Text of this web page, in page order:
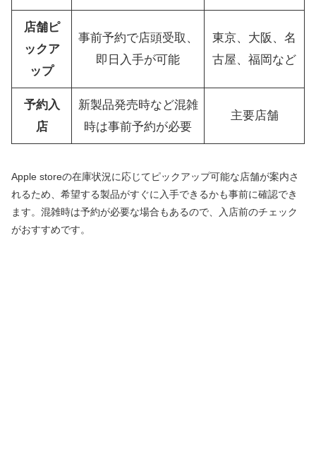
店舗ピ
ックア
ップ
事前予約で店頭受取、
即日入手が可能
東京、大阪、名
古屋、福岡など
予約入
店
新製品発売時など混雑
時は事前予約が必要
主要店舗
Apple storeの在庫状況に応じてピックアップ可能な店舗が案内さ
れるため、希望する製品がすぐに入手できるかも事前に確認でき
ます。混雑時は予約が必要な場合もあるので、入店前のチェック
がおすすめです。